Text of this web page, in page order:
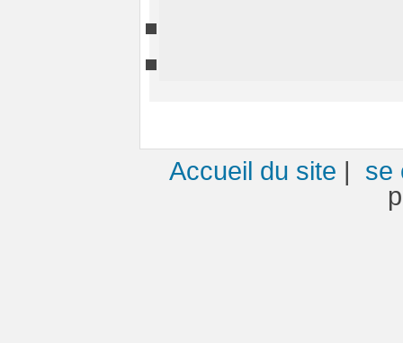
Accueil du site | se